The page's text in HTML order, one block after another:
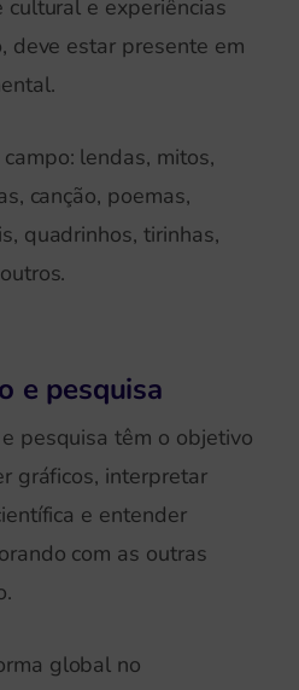
e experiências
deve estar presente em
lendas, mitos,
canção, poemas,
quadrinhos, tirinhas,
e pesquisa
pesquisa têm o objetivo
gráficos, interpretar
e entender
com as outras
global no